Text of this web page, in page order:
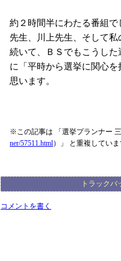
約２時間半にわたる番組
先生、川上先生、そして
続いて、ＢＳでもこうし
に「平時から選挙に関心
思います。
※この記事は 「選挙プランナー
ner/57511.html）」 と重複してい
トラックバ
コメントを書く